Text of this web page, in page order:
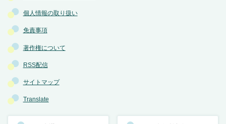
個人情報の取り扱い
免責事項
著作権について
RSS配信
サイトマップ
Translate